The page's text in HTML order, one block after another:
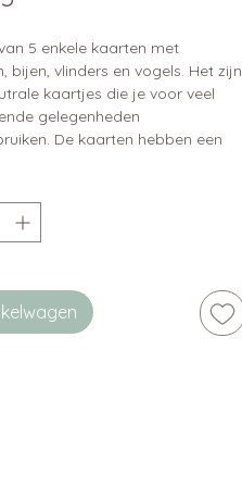
5 enkele kaarten met
bijen, vlinders en vogels. Het zijn
kaartjes die je voor veel
gelegenheden
De kaarten hebben een
op handgeschept papier wat
een natuurlijke uitstraling